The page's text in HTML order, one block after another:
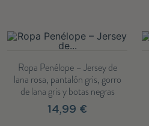
Ropa Penélope – Jersey de
lana rosa, pantalón gris, gorro
de lana gris y botas negras
14,99 €